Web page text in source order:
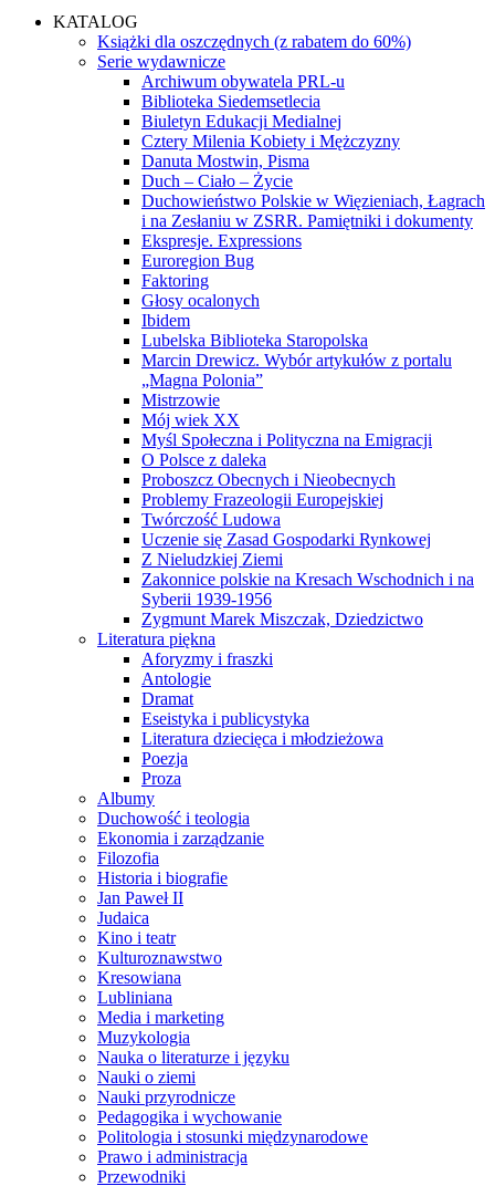
KATALOG
Książki dla oszczędnych (z rabatem do 60%)
Serie wydawnicze
Archiwum obywatela PRL-u
Biblioteka Siedemsetlecia
Biuletyn Edukacji Medialnej
Cztery Milenia Kobiety i Mężczyzny
Danuta Mostwin, Pisma
Duch – Ciało – Życie
Duchowieństwo Polskie w Więzieniach, Łagrach
i na Zesłaniu w ZSRR. Pamiętniki i dokumenty
Ekspresje. Expressions
Euroregion Bug
Faktoring
Głosy ocalonych
Ibidem
Lubelska Biblioteka Staropolska
Marcin Drewicz. Wybór artykułów z portalu
„Magna Polonia”
Mistrzowie
Mój wiek XX
Myśl Społeczna i Polityczna na Emigracji
O Polsce z daleka
Proboszcz Obecnych i Nieobecnych
Problemy Frazeologii Europejskiej
Twórczość Ludowa
Uczenie się Zasad Gospodarki Rynkowej
Z Nieludzkiej Ziemi
Zakonnice polskie na Kresach Wschodnich i na
Syberii 1939-1956
Zygmunt Marek Miszczak, Dziedzictwo
Literatura piękna
Aforyzmy i fraszki
Antologie
Dramat
Eseistyka i publicystyka
Literatura dziecięca i młodzieżowa
Poezja
Proza
Albumy
Duchowość i teologia
Ekonomia i zarządzanie
Filozofia
Historia i biografie
Jan Paweł II
Judaica
Kino i teatr
Kulturoznawstwo
Kresowiana
Lubliniana
Media i marketing
Muzykologia
Nauka o literaturze i języku
Nauki o ziemi
Nauki przyrodnicze
Pedagogika i wychowanie
Politologia i stosunki międzynarodowe
Prawo i administracja
Przewodniki